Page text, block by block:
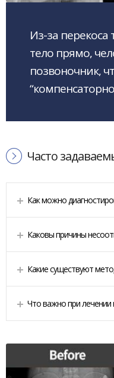
Из-за перекоса
тело прямо,
позвоночник,
Часто
Как можно
Каковы причины
Какие существуют
Что важно при лечении